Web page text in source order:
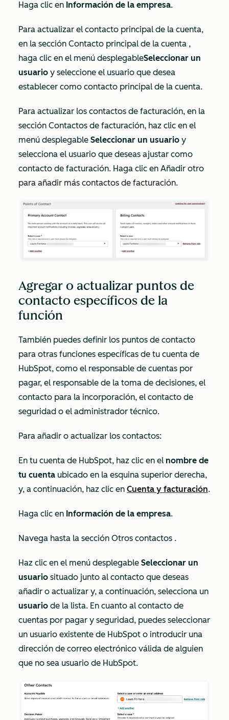
Haga clic en Información de la empresa.
Para actualizar el contacto principal de la cuenta,
en la sección Contacto principal de la cuenta ,
haga clic en el menú desplegableSeleccionar un
usuario y seleccione el usuario que desea
establecer como contacto principal de la cuenta.
Para actualizar los contactos de facturación, en la
sección Contactos de facturación, haz clic en el
menú desplegable Seleccionar un usuario y
selecciona el usuario que deseas ajustar como
contacto de facturación. Haga clic en Añadir otro
para añadir más contactos de facturación.
Agregar o actualizar puntos de
contacto específicos de la
función
También puedes definir los puntos de contacto
para otras funciones específicas de tu cuenta de
HubSpot, como el responsable de cuentas por
pagar, el responsable de la toma de decisiones, el
contacto para la incorporación, el contacto de
seguridad o el administrador técnico.
Para añadir o actualizar los contactos:
En tu cuenta de HubSpot, haz clic en el nombre de
tu cuenta ubicado en la esquina superior derecha,
y, a continuación, haz clic en Cuenta y facturación.
Haga clic en Información de la empresa.
Navega hasta la sección Otros contactos .
Haz clic en el menú desplegable Seleccionar un
usuario situado junto al contacto que deseas
añadir o actualizar y, a continuación, selecciona un
usuario de la lista. En cuanto al contacto de
cuentas por pagar y seguridad, puedes seleccionar
un usuario existente de HubSpot o introducir una
dirección de correo electrónico válida de alguien
que no sea usuario de HubSpot.